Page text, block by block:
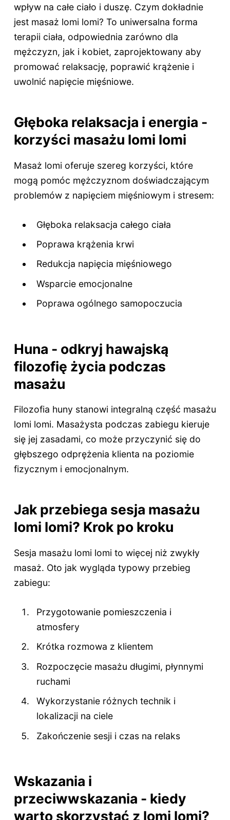
wpływ na całe ciało i duszę. Czym dokładnie
jest masaż lomi lomi? To uniwersalna forma
terapii ciała, odpowiednia zarówno dla
mężczyzn, jak i kobiet, zaprojektowany aby
promować relaksację, poprawić krążenie i
uwolnić napięcie mięśniowe.
Głęboka relaksacja i energia -
korzyści masażu lomi lomi
Masaż lomi oferuje szereg korzyści, które
mogą pomóc mężczyznom doświadczającym
problemów z napięciem mięśniowym i stresem:
Głęboka relaksacja całego ciała
Poprawa krążenia krwi
Redukcja napięcia mięśniowego
Wsparcie emocjonalne
Poprawa ogólnego samopoczucia
Huna - odkryj hawajską
filozofię życia podczas
masażu
Filozofia huny stanowi integralną część masażu
lomi lomi. Masażysta podczas zabiegu kieruje
się jej zasadami, co może przyczynić się do
głębszego odprężenia klienta na poziomie
fizycznym i emocjonalnym.
Jak przebiega sesja masażu
lomi lomi? Krok po kroku
Sesja masażu lomi lomi to więcej niż zwykły
masaż. Oto jak wygląda typowy przebieg
zabiegu:
Przygotowanie pomieszczenia i
atmosfery
Krótka rozmowa z klientem
Rozpoczęcie masażu długimi, płynnymi
ruchami
Wykorzystanie różnych technik i
lokalizacji na ciele
Zakończenie sesji i czas na relaks
Wskazania i
przeciwwskazania - kiedy
warto skorzystać z lomi lomi?